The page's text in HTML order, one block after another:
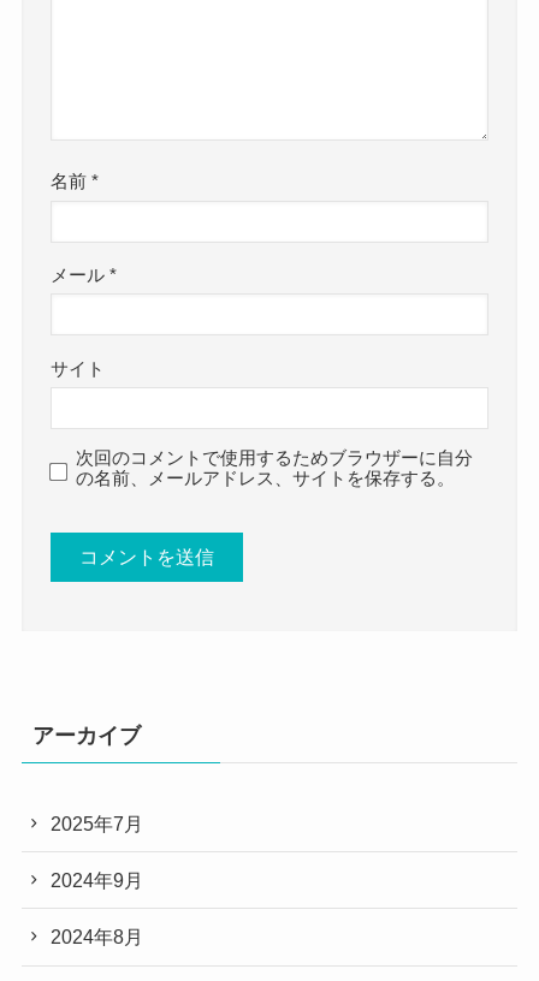
名前*
メール*
サイト
次回のコメントで使用するためブラウザーに自分
の名前、メールアドレス、サイトを保存する。
アーカイブ
2025年7月
2024年9月
2024年8月